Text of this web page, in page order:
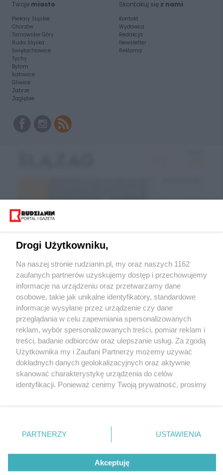
Twoje miasto
Piekary Śląskie
Chorzów
Tarnowskie Góry
Ruda Śląska
Świętochłowice
Tychy
Bytom
Katowice
Gliwice
Zabrze
Zagłębie
Skontakuj się z nami
Kontakt
Wydawca
Redakcja
Newsletter
Reklama
Wróć do strony głównej
ślązag.pl
0%
Drogi Użytkowniku,
Na naszej stronie rudzianin.pl, my oraz naszych 1162
zaufanych partnerów uzyskujemy dostęp i przechowujemy
informacje na urządzeniu oraz przetwarzamy dane
osobowe, takie jak unikalne identyfikatory, standardowe
informacje wysyłane przez urządzenie czy dane
przeglądania w celu zapewniania spersonalizowanych
reklam, wybór spersonalizowanych treści, pomiar reklam i
treści, badanie odbiorców oraz ulepszanie usług. Za zgodą
Użytkownika my i Zaufani Partnerzy możemy używać
dokładnych danych geolokalizacyjnych oraz aktywnie
skanować charakterystykę urządzenia do celów
identyfikacji. Ponieważ cenimy Twoją prywatność, prosimy
prywatności znajdujący się w lewym dolnym rogu strony
. Niektóre rodzaje przetwarzania danych nie wymagają
zgody użytkownika, ale masz prawo sprzeciwić się
takiemu przetwarzaniu. Preferencje będą miały
PARTNERZY USTAWIENIA
Akceptuję